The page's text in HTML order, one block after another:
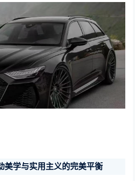
美学与实用主义的完美平衡